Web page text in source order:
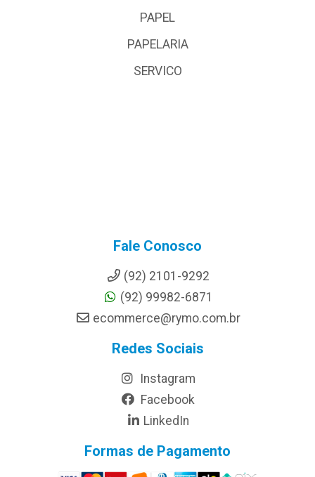
PAPEL
PAPELARIA
SERVICO
Fale Conosco
(92) 2101-9292
(92) 99982-6871
ecommerce@rymo.com.br
Redes Sociais
Instagram
Facebook
LinkedIn
Formas de Pagamento